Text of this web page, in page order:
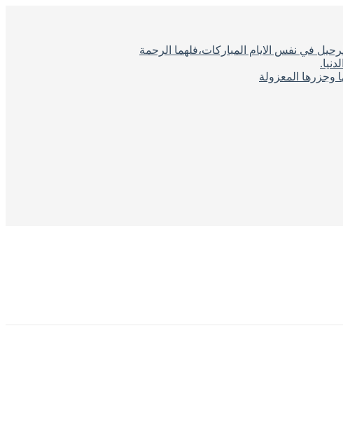
في نفس الايام المباركات،فلهما الرحمة
وجزرها المعزولة